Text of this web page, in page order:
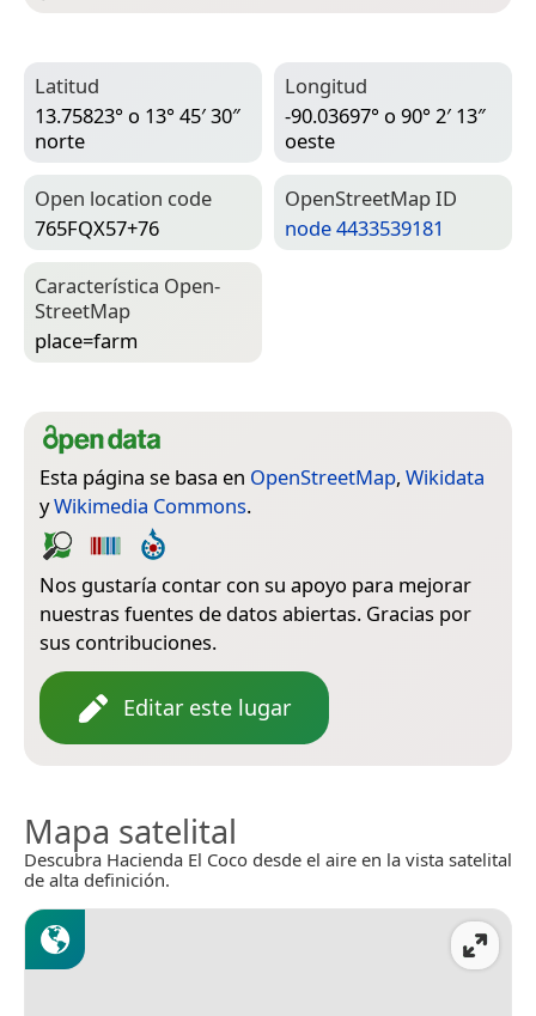
Latitud
13.75823° o 13° 45′ 30″
norte
Longitud
-90.03697° o 90° 2′ 13″
oeste
Open location code
765FQX57+76
Open­Street­Map ID
node 4433539181
Característica Open­
Street­Map
place=­farm
Esta página se basa en OpenStreetMap, Wikidata
yWikimedia Commons.
Nos gustaría contar con su apoyo para mejorar
nuestras fuentes de datos abiertas. Gracias por
sus contribuciones.
Editar este lugar
Mapa satelital
Descubra Hacienda El Coco desde el aire en la vista satelital
de alta definición.